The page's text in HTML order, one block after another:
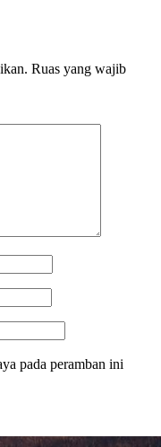
Ruas yang wajib
pada peramban ini